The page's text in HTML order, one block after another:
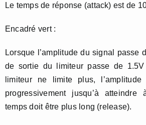
Le temps de réponse (attack) est de
Encadré vert :
Lorsque l’amplitude du signal passe
de sortie du limiteur passe de
limiteur ne limite plus,
progressivement jusqu’à
temps doit être plus long (release).